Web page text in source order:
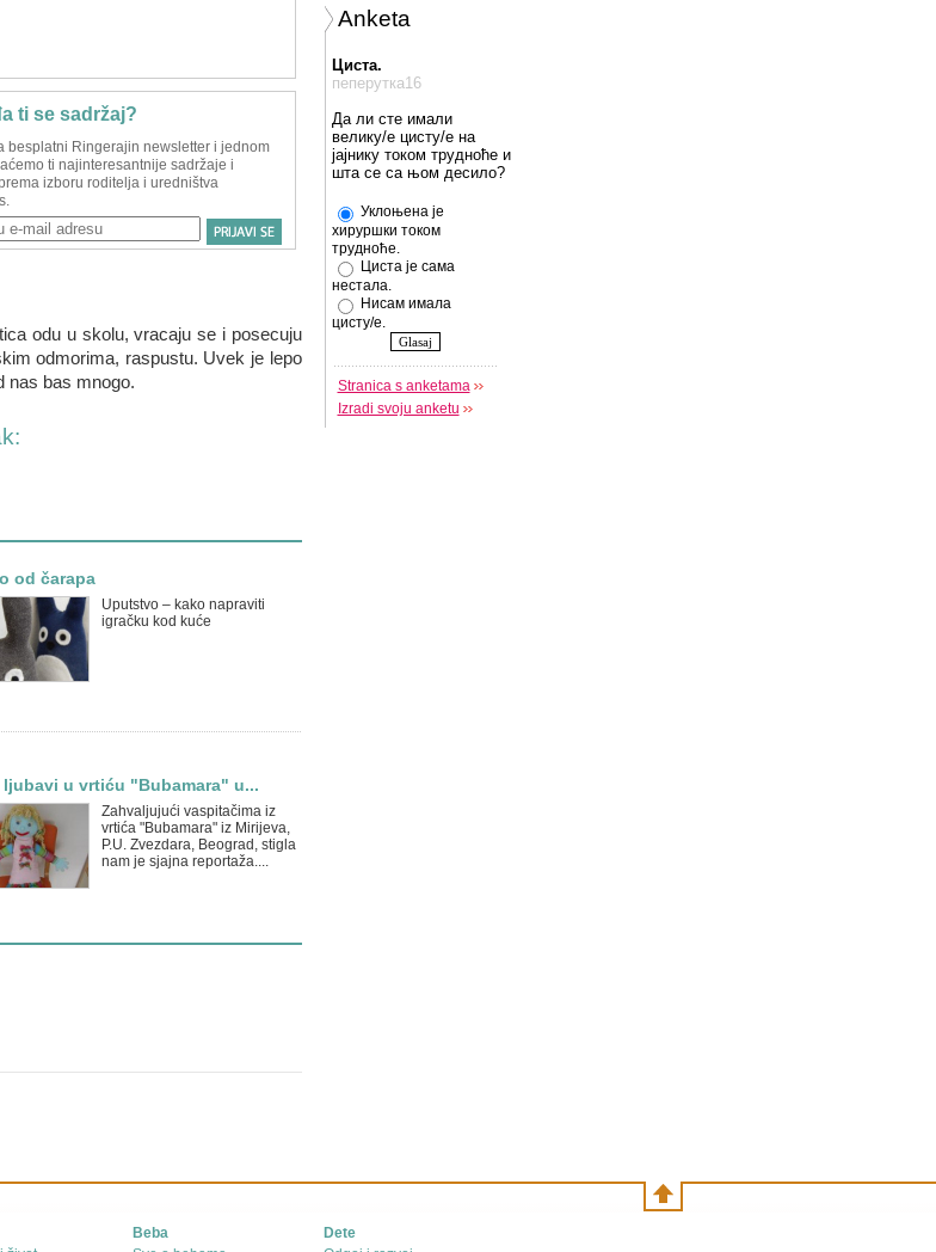
odu u skolu, vracaju se i posecuju
odmorima, raspustu. Uvek je lepo
nas bas mnogo.
od čarapa
Uputstvo – kako napraviti
igračku kod kuće
ljubavi u vrtiću "Bubamara" u...
Zahvaljujući vaspitačima iz
vrtića "Bubamara" iz Mirijeva,
P.U. Zvezdara, Beograd, stigla
nam je sjajna reportaža....
Anketa
Циста.
пеперутка16
Да ли сте имали
велику/е цисту/е на
јајнику током трудноће и
шта се са њом десило?
Уклоњена је
хируршки током
трудноће.
Циста је сама
нестала.
Нисам имала
цисту/е.
Stranica s anketama
Izradi svoju anketu
Beba
Dete